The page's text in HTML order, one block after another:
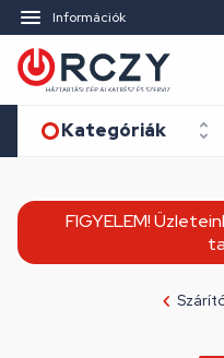
Információk
Kategóriák
FIGYELEM!